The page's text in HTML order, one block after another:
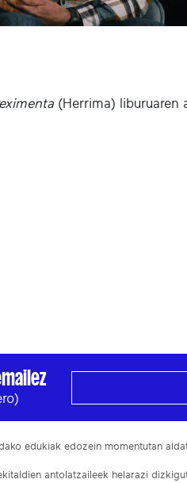
(Herrima) liburuaren
edukiak edozein momentutan
antolatzaileek helarazi